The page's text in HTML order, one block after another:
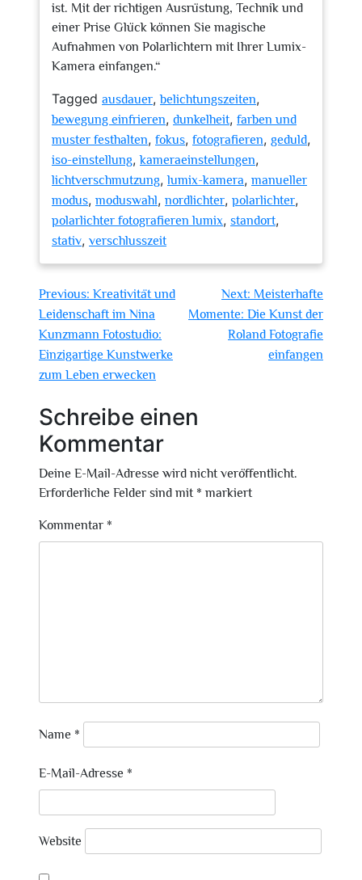
ist. Mit der richtigen Ausrüstung, Technik und
einer Prise Glück können Sie magische
Aufnahmen von Polarlichtern mit Ihrer Lumix-
Kamera einfangen.“
Tagged ausdauer,belichtungszeiten,
bewegung einfrieren, dunkelheit, farben und
muster festhalten, fokus, fotografieren, geduld,
iso-einstellung,kameraeinstellungen,
lichtverschmutzung,lumix-kamera, manueller
modus, moduswahl, nordlichter, polarlichter,
polarlichter fotografieren lumix, standort,
stativ, verschlusszeit
Beitragsnavigation
Previous: Kreativität und
Leidenschaft im Nina
Kunzmann Fotostudio:
Einzigartige Kunstwerke
zum Leben erwecken
Next: Meisterhafte
Momente: Die Kunst der
Roland Fotografie
einfangen
Schreibe einen
Kommentar
Deine E-Mail-Adresse wird nicht veröffentlicht.
Erforderliche Felder sind mit * markiert
Kommentar *
Name *
E-Mail-Adresse *
Website